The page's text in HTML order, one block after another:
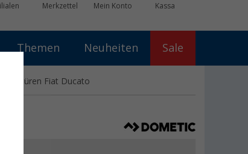
Merkzettel Mein Konto Kassa
Themen Neuheiten Sale
Fiat Ducato